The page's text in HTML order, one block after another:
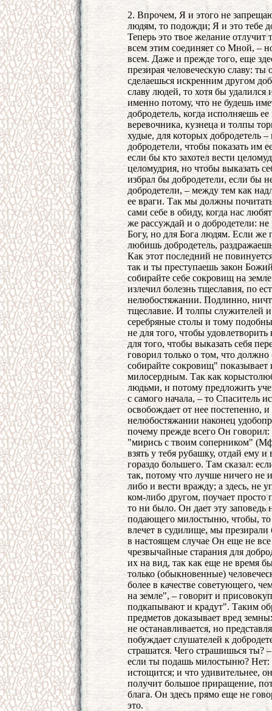
2. Впрочем, Я и этого не
людям, то подожди; Я и это тебе
Теперь это твое желание
всем этим соединяет со Мной, –
всем. Даже и прежде того, еще
презирая человеческую славу: ты
сделаешься искренним другом
славу людей, то хотя бы
именно потому, что не будешь
добродетель, когда исполняешь
веревочника, кузнеца и толпы
худые, для которых добродетель
добродетели, чтобы показать им
если бы кто захотел вести
целомудрия, но чтобы выказать
избрал бы добродетели, если бы
добродетели, – между тем как
ее враги. Так мы должны
сами себе в обиду, когда нас
же рассуждай и о добродетели:
Богу, но для Бога людям. Если же
любишь добродетель,
Как этот последний не
так и ты преступаешь закон
собирайте себе сокровищ на
излечил болезнь тщеславия, по
нелюбостяжании. Подлинно,
тщеславие. И толпы служителей
серебряные столы и тому
не для того, чтобы
для того, чтобы выказать себя
говорил только о том, что
собирайте сокровищ"
милосердным. Так как
людьми, и потому предложить
с самого начала, – то Спаситель
освобождает от нее постепенно,
нелюбостяжании наконец
почему прежде всего Он
"мирись с твоим соперником"
взять у тебя рубашку, отдай ему
гораздо большего. Там сказал:
так, потому что лучше ничего не
либо и вести вражду; а здесь, не
ком-либо другом, поучает
то ни было. Он дает эту заповедь
подающего милостыню, чтобы, то
влечет в судилище, мы
в настоящем случае Он еще не
чрезвычайные старания для
их на вид, так как еще не время
только (обыкновенные)
более в качестве советующего,
на земле", – говорит и
подкапывают и крадут". Таким
предметов доказывает вред
не останавливается, но
побуждает слушателей к
страшатся. Чего страшишься ты?
если ты подашь милостыню? Нет:
истощится; и что удивительнее,
получит большое приращение,
блага. Он здесь прямо еще не
это.